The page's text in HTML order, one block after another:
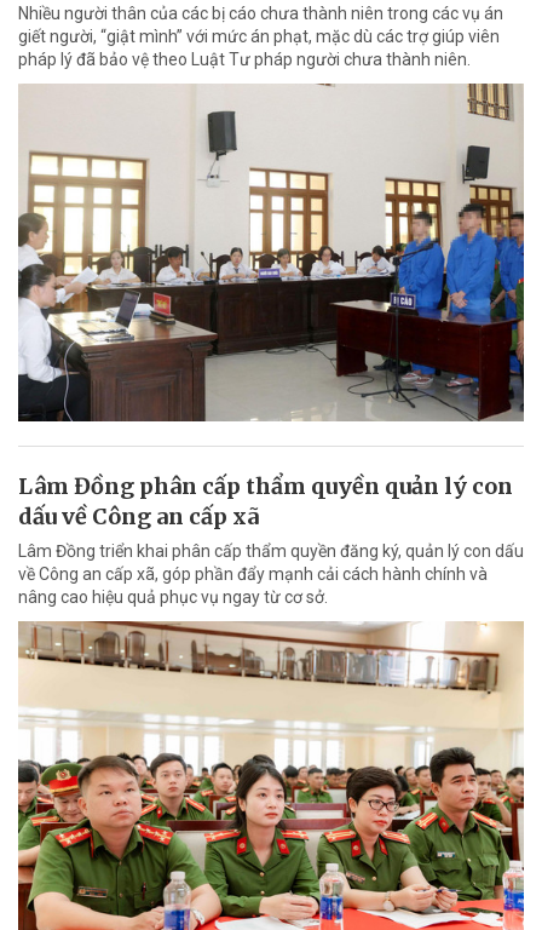
Nhiều người thân của các bị cáo chưa thành niên trong các vụ án
giết người, “giật mình” với mức án phạt, mặc dù các trợ giúp viên
pháp lý đã bảo vệ theo Luật Tư pháp người chưa thành niên.
Lâm Đồng phân cấp thẩm quyền quản lý con
dấu về Công an cấp xã
Lâm Đồng triển khai phân cấp thẩm quyền đăng ký, quản lý con dấu
về Công an cấp xã, góp phần đẩy mạnh cải cách hành chính và
nâng cao hiệu quả phục vụ ngay từ cơ sở.